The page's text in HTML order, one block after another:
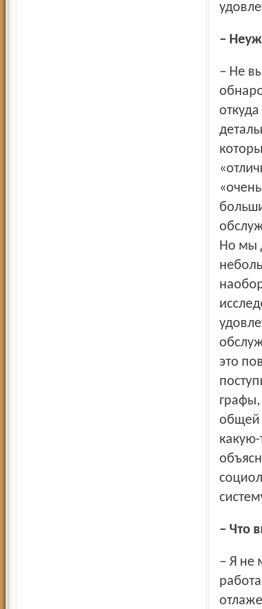
–
– Не вы одна удивляетесь таким результатам. Я
Но мы
это
графы,
общей
–
– Я не могу всем и каждому объяснить, как этот механизм